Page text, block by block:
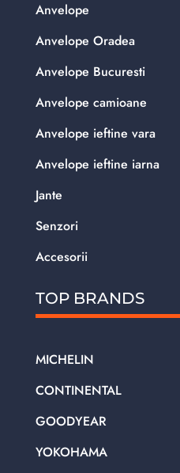
Anvelope
Anvelope Oradea
Anvelope Bucuresti
Anvelope camioane
Anvelope ieftine vara
Anvelope ieftine iarna
Jante
Senzori
Accesorii
TOP BRANDS
MICHELIN
CONTINENTAL
GOODYEAR
YOKOHAMA